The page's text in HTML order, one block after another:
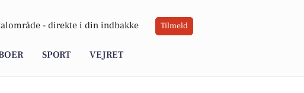
- direkte i din indbakke Tilmeld
SPORT VEJRET